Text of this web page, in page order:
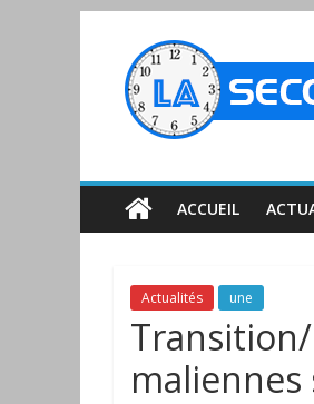
ACCUEIL
Actualités une
maliennes